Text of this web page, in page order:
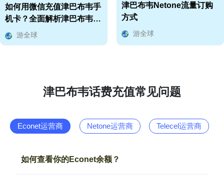
如何用微信充值津巴布韦手
机卡？全面解析津巴布韦话
费、流量和余额查询！
游全球
津巴布韦Netone流量订购
方式
游全球
津巴布韦话费充值常见问题
Econet运营商 Netone运营商 Telecel运营商
如何查看你的Econet余额？